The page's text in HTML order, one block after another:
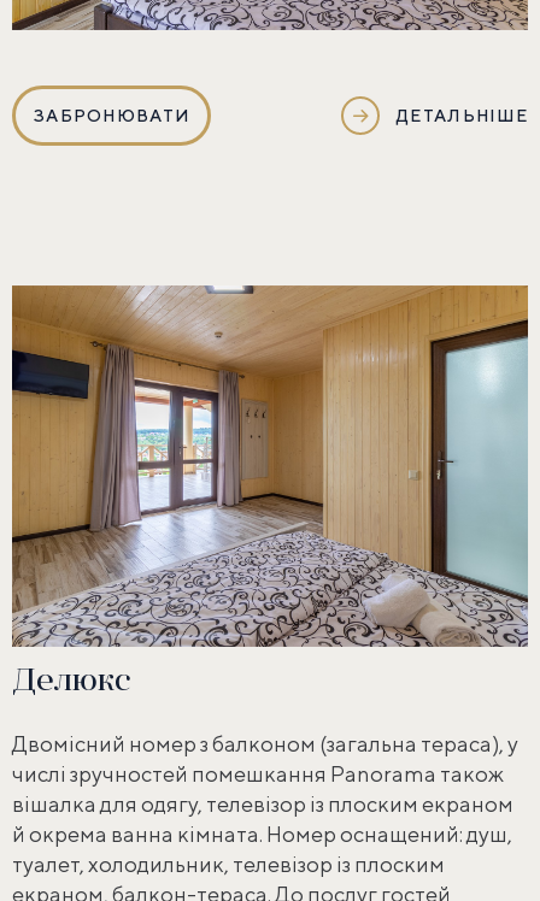
ЗАБРОНЮВАТИ ДЕТАЛЬНІШЕ
Делюкс
Двомісний номер з балконом (загальна тераса), у
числі зручностей помешкання Panorama також
вішалка для одягу, телевізор із плоским екраном
й окрема ванна кімната. Номер оснащений: душ,
туалет, холодильник, телевізор із плоским
екраном, балкон-тераса. До послуг гостей